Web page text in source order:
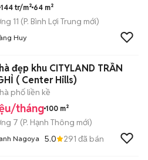
144 tr/m² 64 m²
11 (P. Bình Lợi Trung mới)
Huy
đẹp khu CITYLAND TRẦN
( Center Hills)
phố liền kề
tháng 100 m²
7 (P. Hạnh Thông mới)
Nagoya 5.0 291 đã bán